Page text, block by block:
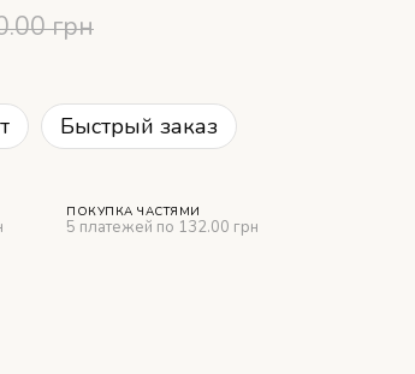
грн
Быстрый заказ
ПОКУПКА ЧАСТЯМИ
5 платежей по 132.00 грн